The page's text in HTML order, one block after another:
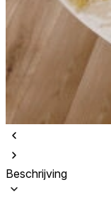
Beschrijving